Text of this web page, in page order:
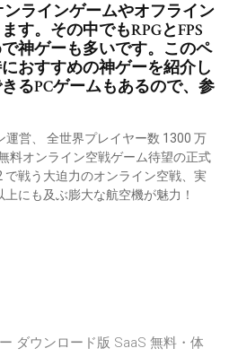
ラインゲームやオフライン
す。その中でもRPGとFPS
神ゲーも多いです。このペ
おすすめの神ゲーを紹介し
るPCゲームもあるので、参
運営、 全世界プレイヤー数 1300 万
料オンライン空戦ゲーム待望の正式
で戦う大迫力のオンライン空戦、実
にも及ぶ膨大な航空機が魅力！
ダウンロード版 SaaS 無料・体